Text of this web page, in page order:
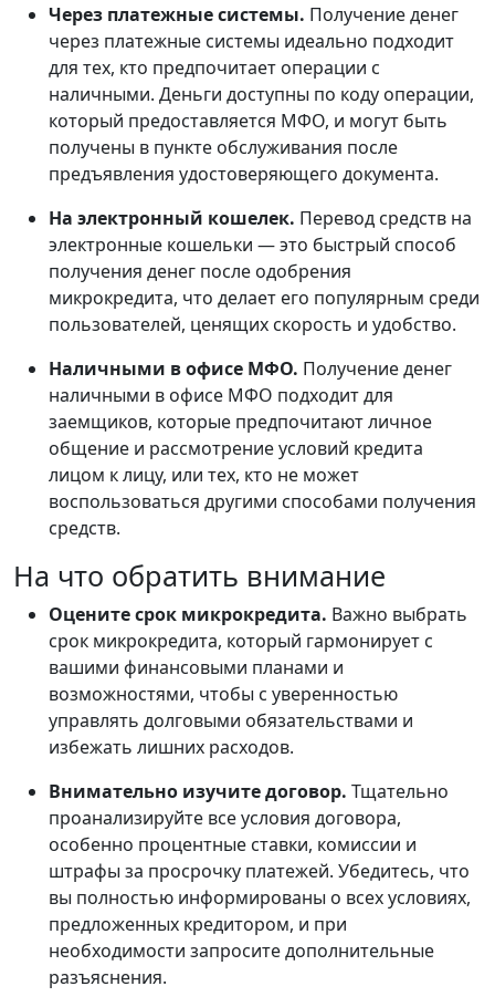
Через платежные системы. Получение денег
через платежные системы идеально подходит
для тех, кто предпочитает операции с
наличными. Деньги доступны по коду операции,
который предоставляется МФО, и могут быть
получены в пункте обслуживания после
предъявления удостоверяющего документа.
На электронный кошелек. Перевод средств на
электронные кошельки — это быстрый способ
получения денег после одобрения
микрокредита, что делает его популярным среди
пользователей, ценящих скорость и удобство.
Наличными в офисе МФО. Получение денег
наличными в офисе МФО подходит для
заемщиков, которые предпочитают личное
общение и рассмотрение условий кредита
лицом к лицу, или тех, кто не может
воспользоваться другими способами получения
средств.
На что обратить внимание
Оцените срок микрокредита. Важно выбрать
срок микрокредита, который гармонирует с
вашими финансовыми планами и
возможностями, чтобы с уверенностью
управлять долговыми обязательствами и
избежать лишних расходов.
Внимательно изучите договор. Тщательно
проанализируйте все условия договора,
особенно процентные ставки, комиссии и
штрафы за просрочку платежей. Убедитесь, что
вы полностью информированы о всех условиях,
предложенных кредитором, и при
необходимости запросите дополнительные
разъяснения.